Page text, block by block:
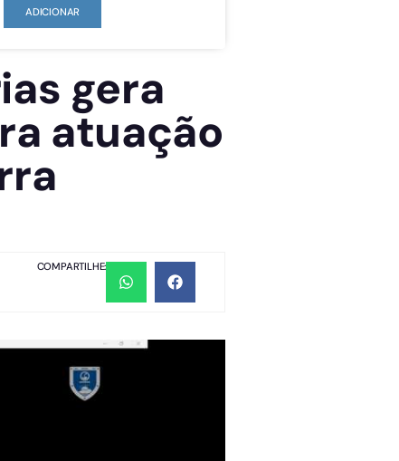
ADICIONAR
gera
atuação
COMPARTILHE: